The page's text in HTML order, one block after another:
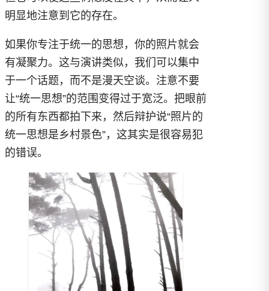
明显地注意到它的存在。
如果你专注于统一的思想，你的照片就会
有凝聚力。这与演讲类似，我们可以集中
于一个话题，而不是漫天空谈。注意不要
让“统一思想”的范围变得过于宽泛。把眼前
的所有东西都拍下来，然后辩护说“照片的
统一思想是乡村景色”，这其实是很容易犯
的错误。